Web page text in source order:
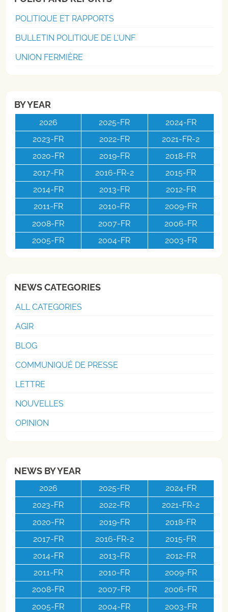
POLITIQUE ET RAPPORTS
BULLETIN POLITIQUE DE L'UNF
UNION FERMIÈRE
BY YEAR
2026 2025-FR
2024-FR
2023-FR
2022-FR
2021-FR-2
2020-FR
2019-FR
2018-FR
2017-FR
2016-FR-2
2015-FR
2014-FR
2013-FR
2012-FR
2011-FR
2010-FR
2009-FR
2008-FR
2007-FR
2006-FR
2005-FR
2004-FR 2003-FR
NEWS CATEGORIES
ALL CATEGORIES
AGIR
BLOG
COMMUNIQUÉ DE PRESSE
LETTRE
NOUVELLES
OPINION
NEWS BY YEAR
2026 2025-FR
2024-FR
2023-FR
2022-FR
2021-FR-2
2020-FR
2019-FR
2018-FR
2017-FR
2016-FR-2
2015-FR
2014-FR
2013-FR
2012-FR
2011-FR
2010-FR
2009-FR
2008-FR
2007-FR
2006-FR
2005-FR
2004-FR 2003-FR